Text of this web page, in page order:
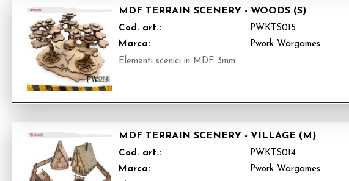
MDF TERRAIN SCENERY - WOODS (S)
Cod. art.:
PWKTS015
Marca:
Pwork Wargames
Elementi scenici in MDF 3mm
MDF TERRAIN SCENERY - VILLAGE (M)
Cod. art.:
PWKTS014
Marca:
Pwork Wargames